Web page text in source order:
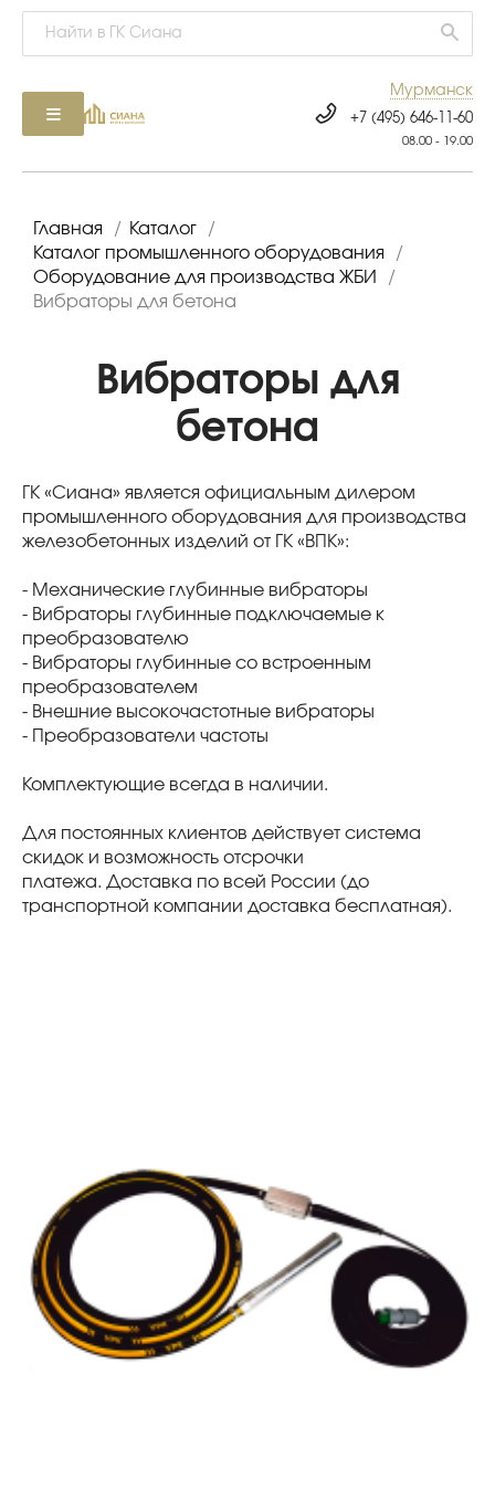
Мурманск
+7 (495) 646-11-60
08.00 - 19.00
Главная / Каталог
/
Каталог промышленного оборудования
/
Оборудование для производства ЖБИ
/
Вибраторы для бетона
Вибраторы для
бетона
ГК «Сиана» является официальным дилером
промышленного оборудования для производства
железобетонных изделий от ГК «ВПК»:
- Механические глубинные вибраторы
- Вибраторы глубинные подключаемые к
преобразователю
- Вибраторы глубинные со встроенным
преобразователем
- Внешние высокочастотные вибраторы
- Преобразователи частоты
Комплектующие всегда в наличии.
Для постоянных клиентов действует система
скидок и возможность отсрочки
платежа. Доставка по всей России (до
транспортной компании доставка бесплатная).